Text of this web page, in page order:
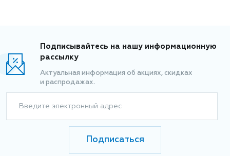
Подписывайтесь на нашу информационную
рассылку
Актуальная информация об акциях, скидках
и распродажах.
Введите электронный адрес
Подписаться